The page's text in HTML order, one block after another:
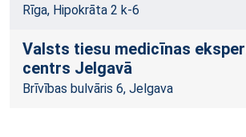
Rīga, Hipokrāta 2 k-6
Valsts tiesu medicīnas
centrs Jelgavā
Brīvības bulvāris 6, Jelgava